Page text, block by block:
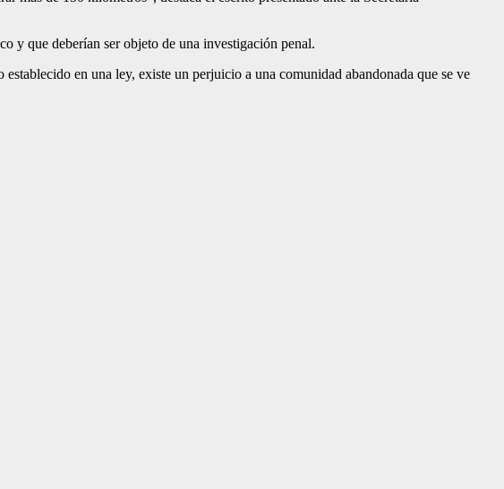
y que deberían ser objeto de una investigación penal.
en una ley, existe un perjuicio a una comunidad abandonada que se ve